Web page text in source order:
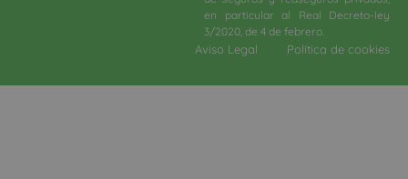
en particular al Real Decreto-ley
3/2020, de 4 de febrero.​
Aviso Legal Política de cookies